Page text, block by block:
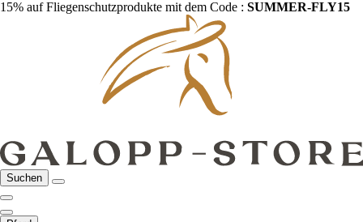
15% auf Fliegenschutzprodukte mit dem Code : SUMMER-FLY15
Suchen